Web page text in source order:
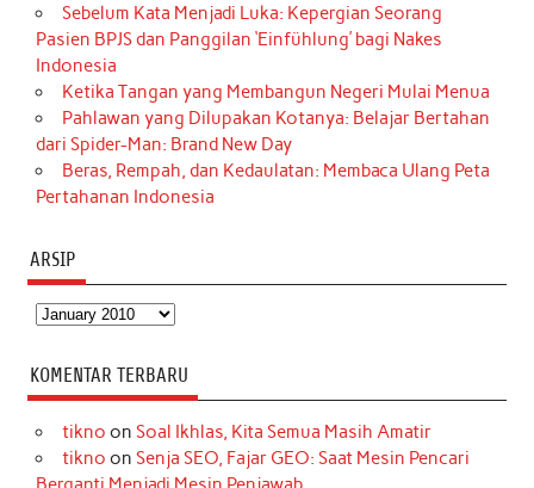
Sebelum Kata Menjadi Luka: Kepergian Seorang
Pasien BPJS dan Panggilan ‘Einfühlung’ bagi Nakes
Indonesia
Ketika Tangan yang Membangun Negeri Mulai Menua
Pahlawan yang Dilupakan Kotanya: Belajar Bertahan
dari Spider-Man: Brand New Day
Beras, Rempah, dan Kedaulatan: Membaca Ulang Peta
Pertahanan Indonesia
ARSIP
Arsip
KOMENTAR TERBARU
tikno on Soal Ikhlas, Kita Semua Masih Amatir
tikno on Senja SEO, Fajar GEO: Saat Mesin Pencari